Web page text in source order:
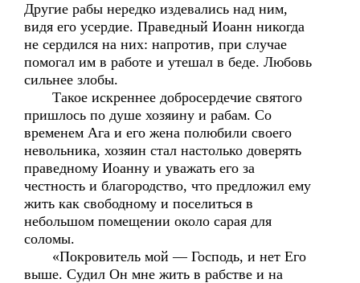
Другие рабы нередко издевались над ним,
видя его усердие. Праведный Иоанн никогда
не сердился на них: напротив, при случае
помогал им в работе и утешал в беде. Любовь
сильнее злобы.
Такое искреннее добросердечие святого
пришлось по душе хозяину и рабам. Со
временем Ага и его жена полюбили своего
невольника, хозяин стал настолько доверять
праведному Иоанну и уважать его за
честность и благородство, что предложил ему
жить как свободному и поселиться в
небольшом помещении около сарая для
соломы.
«Покровитель мой — Господь, и нет Его
выше. Судил Он мне жить в рабстве и на